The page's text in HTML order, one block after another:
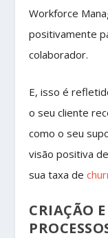
Workforce
positivamente
colaborador.
E, isso é
o seu cliente
como o seu
visão positiva
sua taxa de
CRIAÇÃO